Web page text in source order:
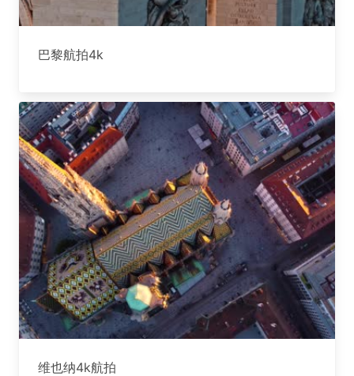
巴黎航拍4k
维也纳4k航拍